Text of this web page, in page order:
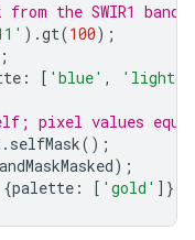
from the SWIR1
).gt(100);
: [ 'blue' ,
pixel values
. selfMask();
);
{palette : [ 'gold' ]},